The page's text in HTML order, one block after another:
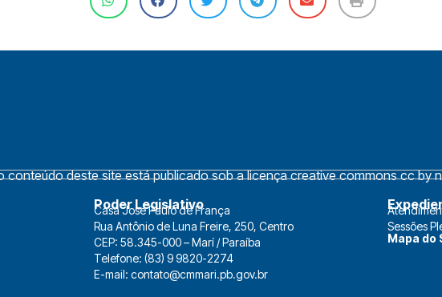
conteúdo deste site está publicado sob a licença creative commons cc by
Poder Legislativo
Casa José Paulo de França
Rua Antônio de Luna Freire, 250, Centro
CEP: 58.345-000 – Marí / Paraíba
Telefone: (83) 9 9820-2274
E-mail: contato@cmmari.pb.gov.br
Sessões
Mapa do